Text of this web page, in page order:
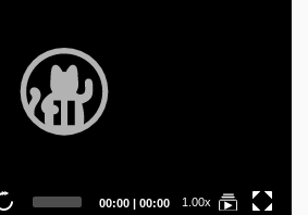
Current
00:00 | Total
00:00 1.00x